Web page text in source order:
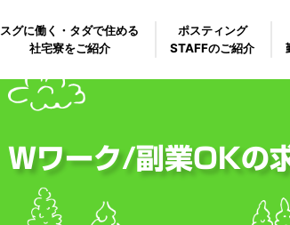
スグに働く・タダで住める
社宅寮をご紹介
ポスティング
STAFFのご紹介
Wワーク/副業OKの